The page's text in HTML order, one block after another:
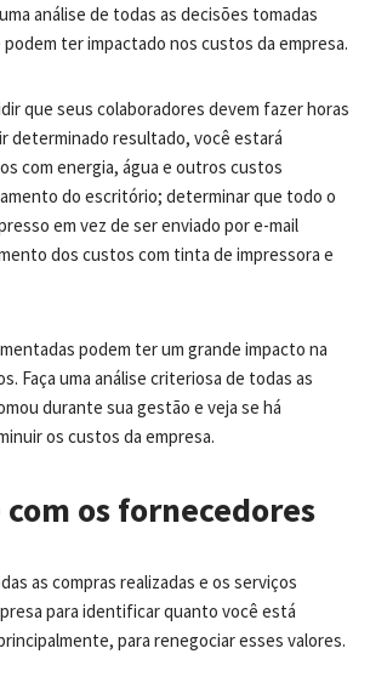
análise de todas as decisões tomadas
ter impactado nos custos da empresa.
que seus colaboradores devem fazer horas
determinado resultado, você estará
com energia, água e outros custos
do escritório; determinar que todo o
em vez de ser enviado por e-mail
dos custos com tinta de impressora e
podem ter um grande impacto na
Faça uma análise criteriosa de todas as
durante sua gestão e veja se há
os custos da empresa.
com os fornecedores
as compras realizadas e os serviços
para identificar quanto você está
para renegociar esses valores.